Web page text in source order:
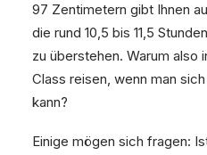
97 Zentimetern gibt Ihnen
die rund 10,5 bis 11,5
zu überstehen. Warum also
Class reisen, wenn man
kann?
Einige mögen sich fragen: